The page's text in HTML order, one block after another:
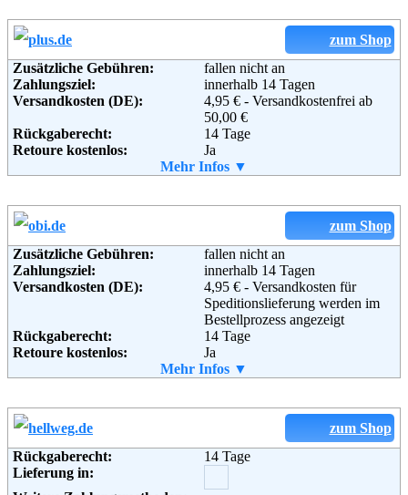
Weitere Zahlungsmethoden:
Plus Online GmbH
Wissollstraße 5-43
45478 Mülheim an der Ruhr
Deutschland
Soziale Kanäle:
Weiterführende
Informationen:
Blog, AGB
zum Shop
Zusätzliche Gebühren:
fallen nicht an
Zahlungsziel:
innerhalb 14 Tagen
Versandkosten (DE):
4,95 € - Versandkostenfrei ab
50,00 €
Rückgaberecht:
14 Tage
Retoure kostenlos:
Ja
im Paket enthalten
Weitere Zahlungsmethoden:
Plus Online GmbH
Wissollstraße 5 - 43
45478 Mülheim an der Ruhr
Telefon:
+49 (0) 208 - 882290
service@plus.de
Weiterführende
Mehr Infos ▼
zum Shop
Zusätzliche Gebühren:
fallen nicht an
Zahlungsziel:
innerhalb 14 Tagen
Versandkosten (DE):
4,95 € - Versandkosten für
Speditionslieferung werden im
Bestellprozess angezeigt
Rückgaberecht:
14 Tage
Retoure kostenlos:
Ja
im Paket enthalten
Weitere Zahlungsmethoden:
Adresse:
KG
Mehr Infos ▼
zum Shop
Rückgaberecht:
14 Tage
Lieferung in: